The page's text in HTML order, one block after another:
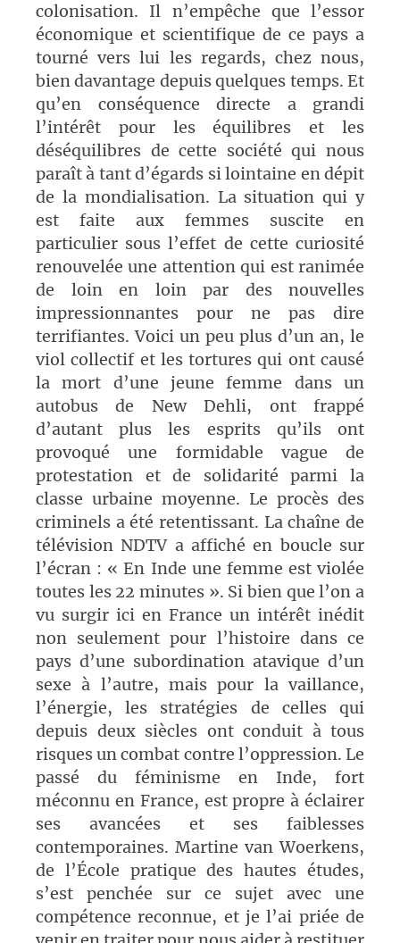
colonisation. Il n’empêche que l’essor
économique et scientifique de ce pays a
tourné vers lui les regards, chez nous,
bien davantage depuis quelques temps. Et
qu’en conséquence directe a grandi
l’intérêt pour les équilibres et les
déséquilibres de cette société qui nous
paraît à tant d’égards si lointaine en dépit
de la mondialisation. La situation qui y
est faite aux femmes suscite en
particulier sous l’effet de cette curiosité
renouvelée une attention qui est ranimée
de loin en loin par des nouvelles
impressionnantes pour ne pas dire
terrifiantes. Voici un peu plus d’un an, le
viol collectif et les tortures qui ont causé
la mort d’une jeune femme dans un
autobus de New Dehli, ont frappé
d’autant plus les esprits qu’ils ont
provoqué une formidable vague de
protestation et de solidarité parmi la
classe urbaine moyenne. Le procès des
criminels a été retentissant. La chaîne de
télévision NDTV a affiché en boucle sur
l’écran : « En Inde une femme est violée
toutes les 22 minutes ». Si bien que l’on a
vu surgir ici en France un intérêt inédit
non seulement pour l’histoire dans ce
pays d’une subordination atavique d’un
sexe à l’autre, mais pour la vaillance,
l’énergie, les stratégies de celles qui
depuis deux siècles ont conduit à tous
risques un combat contre l’oppression. Le
passé du féminisme en Inde, fort
méconnu en France, est propre à éclairer
ses avancées et ses faiblesses
contemporaines. Martine van Woerkens,
de l’École pratique des hautes études,
s’est penchée sur ce sujet avec une
compétence reconnue, et je l’ai priée de